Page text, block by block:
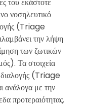
νοσηλευτικό
(Triage
την λήψη
των ζωτικών
Τα στοιχεία
διαλογής (Triage
ανάλογα με την
προτεραιότητας.